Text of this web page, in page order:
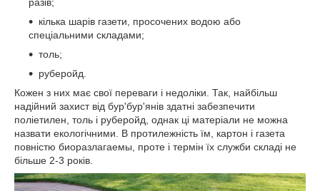
разів;
кілька шарів газети, просочених водою або
спеціальними складами;
толь;
руберойд.
Кожен з них має свої переваги і недоліки. Так, найбільш
надійний захист від бур'бур'янів здатні забезпечити
поліетилен, толь і руберойд, однак ці матеріали не можна
назвати екологічними. В протилежність їм, картон і газета
повністю биоразлагаемы, проте і термін їх служби складі не
більше 2-3 років.